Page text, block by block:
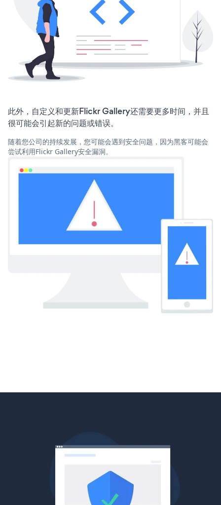
此外，自定义和更新Flickr Gallery还需要更多时间，并且
很可能会引起新的问题或错误。
随着您公司的持续发展，您可能会遇到安全问题，因为黑客可能会
尝试利用Flickr Gallery安全漏洞。